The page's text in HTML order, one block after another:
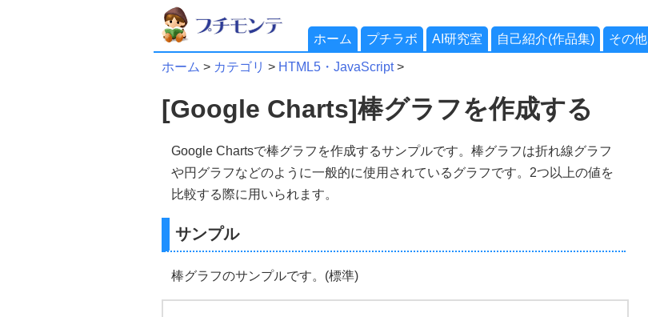
ホーム プチラボ AI研究室 自己紹介(作品集) その他
ホーム > カテゴリ > HTML5・JavaScript>
[Google Charts]棒グラフを作成する
Google Chartsで棒グラフを作成するサンプルです。棒グラフは折れ線グラフ
や円グラフなどのように一般的に使用されているグラフです。2つ以上の値を
比較する際に用いられます。
サンプル
棒グラフのサンプルです。(標準)